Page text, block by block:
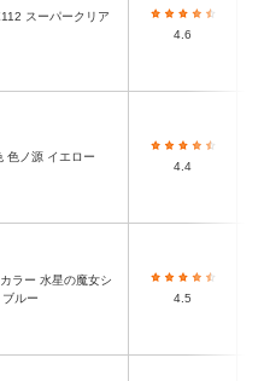
4.6
色ノ源 イエロー
4.4
ルー
4.5